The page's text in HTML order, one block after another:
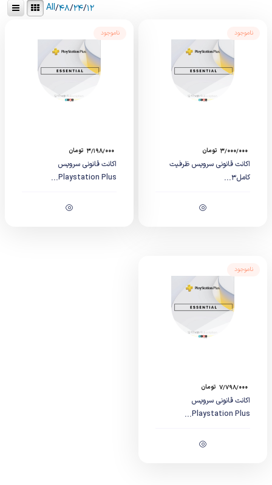
۱۲/۲۴/۴۸/
All
ناموجود
۳/۰۰۰/۰۰۰ تومان
اکانت قانونی سرویس ظرفیت
کامل۳...
ناموجود
۳/۱۹۸/۰۰۰ تومان
اکانت قانونی سرویس
Playstation Plus...
ناموجود
۷/۷۹۸/۰۰۰ تومان
اکانت قانونی سرویس
Playstation Plus...